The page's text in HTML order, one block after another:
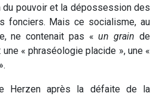
du pouvoir et la dépossession des
fonciers. Mais ce socialisme, au
ne contenait pas «un grain de
une « phraséologie placide », une «
Herzen après la défaite de la